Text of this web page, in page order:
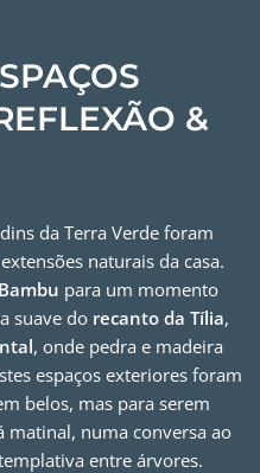
&
da Terra Verde foram
naturais da casa.
para um momento
suave do recanto da Tília,
, onde pedra e madeira
espaços exteriores foram
belos, mas para serem
numa conversa ao
entre árvores.